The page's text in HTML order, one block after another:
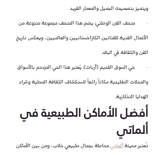
ويتميز بتصميمه الجميل والمعمار الفريد.
·        متحف الفن الوطني: يضم هذا المتحف مجموعة متنوعة من
الأعمال الفنية للفنانين الكازاخستانيين والعالميين، ويعكس تاريخ
الفن والثقافة في البلاد.
·        حي السوق القديم (أربات): يُعتبر هذا الحي المزدحم بالأسواق
والمحلات التقليدية مكاناً رائعاً لاستكشاف الثقافة المحلية وشراء
الهدايا التذكارية.
أفضل الأماكن الطبيعية في
ألماتي
تُعتبر مدينة ألماتي محاطة بجمال طبيعي خلاب، ومن بين الأماكن